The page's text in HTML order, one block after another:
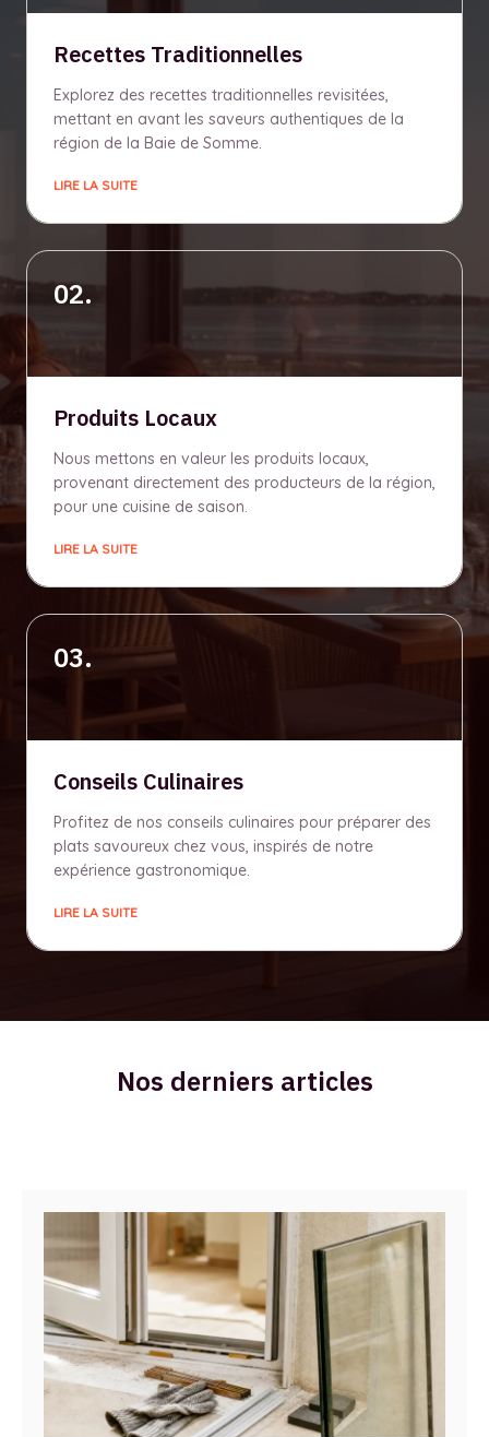
Recettes Traditionnelles
Explorez des recettes traditionnelles revisitées,
mettant en avant les saveurs authentiques de la
région de la Baie de Somme.
LIRE LA SUITE
02.
Produits Locaux
Nous mettons en valeur les produits locaux,
provenant directement des producteurs de la région,
pour une cuisine de saison.
LIRE LA SUITE
03.
Conseils Culinaires
Profitez de nos conseils culinaires pour préparer des
plats savoureux chez vous, inspirés de notre
expérience gastronomique.
LIRE LA SUITE
Nos derniers articles